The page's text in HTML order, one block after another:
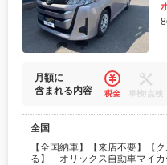
月額に
含まれる内容
税金 車検/点検
全国
【全国納車】【来店不要】【
る】 オリックス自動車マイカ